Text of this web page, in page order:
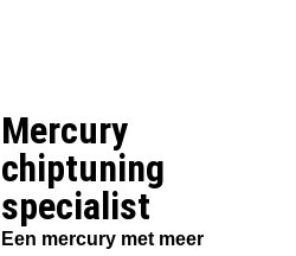
Mercury
chiptuning
specialist​
Een mercury met meer